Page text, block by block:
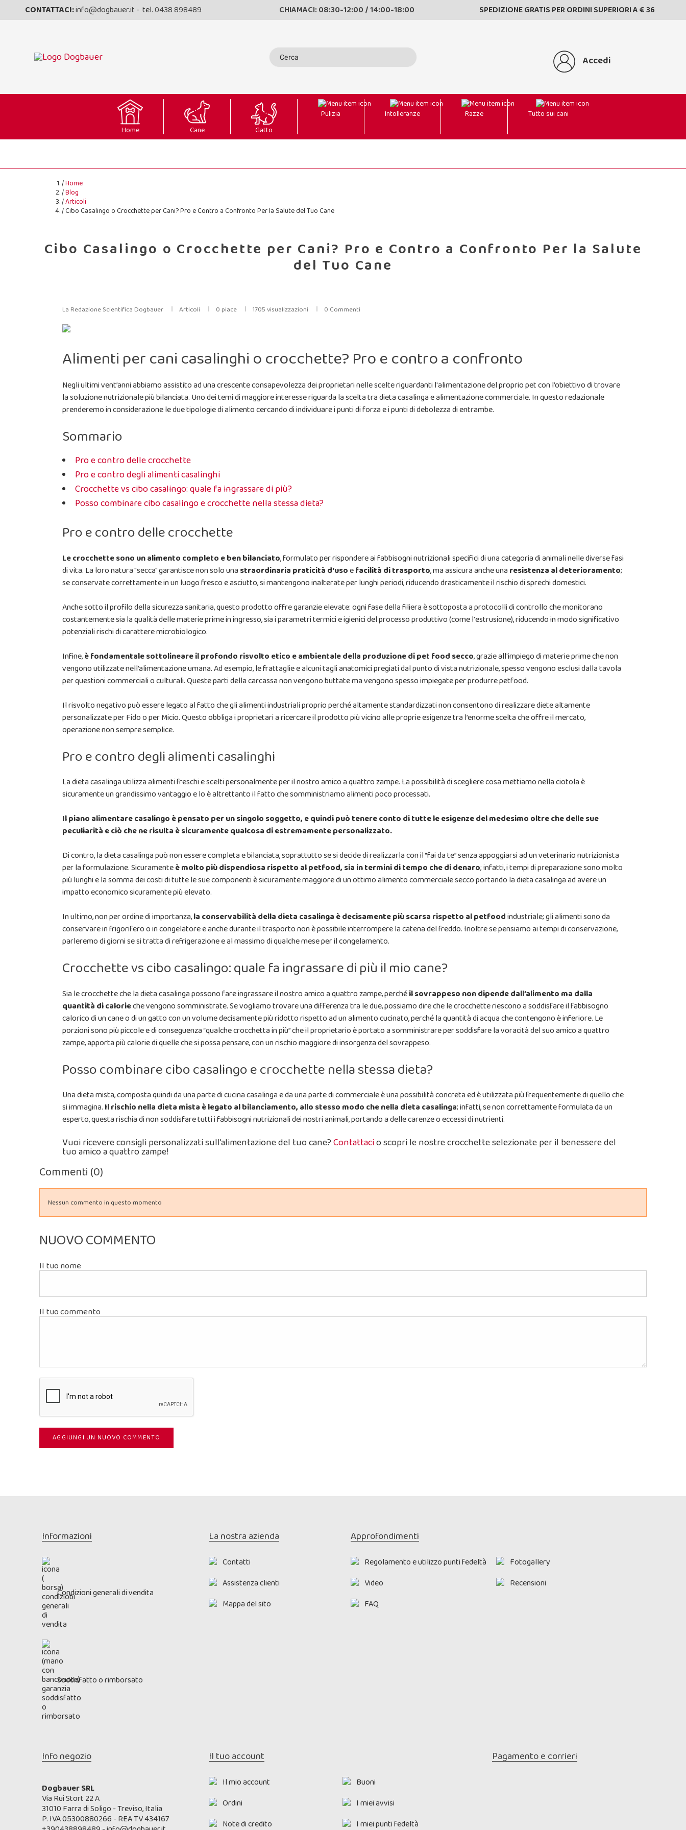
CONTATTACI:info@dogbauer.it - tel.0438 898489 CHIAMACI: 08:30-12:00 / 14:00-18:00 SPEDIZIONE GRATIS PER ORDINI SUPERIORI A € 36
Accedi
Home Cane Gatto
Pulizia Intolleranze Razze Tutto sui cani
Home
Blog
Articoli
Cibo Casalingo o Crocchette per Cani? Pro e Contro a Confronto Per la Salute del Tuo Cane
Cibo Casalingo o Crocchette per Cani? Pro e Contro a Confronto Per la Salute
del Tuo Cane
La Redazione Scientifica Dogbauer Articoli 0 piace 1705 visualizzazioni 0 Commenti
Alimenti per cani casalinghi o crocchette? Pro e contro a confronto
Negli ultimi vent’anni abbiamo assistito ad una crescente consapevolezza dei proprietari nelle scelte riguardanti l'alimentazione del proprio pet con l’obiettivo di trovare
la soluzione nutrizionale più bilanciata. Uno dei temi di maggiore interesse riguarda la scelta tra dieta casalinga e alimentazione commerciale. In questo redazionale
prenderemo in considerazione le due tipologie di alimento cercando di individuare i punti di forza e i punti di debolezza di entrambe.
Sommario
Pro e contro delle crocchette
Pro e contro degli alimenti casalinghi
Crocchette vs cibo casalingo: quale fa ingrassare di più?
Posso combinare cibo casalingo e crocchette nella stessa dieta?
Pro e contro delle crocchette
Le crocchette sono un alimento completo e ben bilanciato, formulato per rispondere ai fabbisogni nutrizionali specifici di una categoria di animali nelle diverse fasi
di vita. La loro natura "secca" garantisce non solo una straordinaria praticità d'usoefacilità di trasporto, ma assicura anche una resistenza al deterioramento;
se conservate correttamente in un luogo fresco e asciutto, si mantengono inalterate per lunghi periodi, riducendo drasticamente il rischio di sprechi domestici.
Anche sotto il profilo della sicurezza sanitaria, questo prodotto offre garanzie elevate: ogni fase della filiera è sottoposta a protocolli di controllo che monitorano
costantemente sia la qualità delle materie prime in ingresso, sia i parametri termici e igienici del processo produttivo (come l'estrusione), riducendo in modo significativo
potenziali rischi di carattere microbiologico.
Infine,è fondamentale sottolineare il profondo risvolto etico e ambientale della produzione di pet food secco, grazie all'impiego di materie prime che non
vengono utilizzate nell’alimentazione umana. Ad esempio, le frattaglie e alcuni tagli anatomici pregiati dal punto di vista nutrizionale, spesso vengono esclusi dalla tavola
per questioni commerciali o culturali. Queste parti della carcassa non vengono buttate ma vengono spesso impiegate per produrre petfood.
Il risvolto negativo può essere legato al fatto che gli alimenti industriali proprio perché altamente standardizzati non consentono di realizzare diete altamente
personalizzate per Fido o per Micio. Questo obbliga i proprietari a ricercare il prodotto più vicino alle proprie esigenze tra l’enorme scelta che offre il mercato,
operazione non sempre semplice.
Pro e contro degli alimenti casalinghi
La dieta casalinga utilizza alimenti freschi e scelti personalmente per il nostro amico a quattro zampe. La possibilità di scegliere cosa mettiamo nella ciotola è
sicuramente un grandissimo vantaggio e lo è altrettanto il fatto che somministriamo alimenti poco processati.
Il piano alimentare casalingo è pensato per un singolo soggetto, e quindi può tenere conto di tutte le esigenze del medesimo oltre che delle sue
peculiarità e ciò che ne risulta è sicuramente qualcosa di estremamente personalizzato.
Di contro, la dieta casalinga può non essere completa e bilanciata, soprattutto se si decide di realizzarla con il “fai da te” senza appoggiarsi ad un veterinario nutrizionista
per la formulazione. Sicuramenteè molto più dispendiosa rispetto al petfood, sia in termini di tempo che di denaro; infatti, i tempi di preparazione sono molto
più lunghi e la somma dei costi di tutte le sue componenti è sicuramente maggiore di un ottimo alimento commerciale secco portando la dieta casalinga ad avere un
impatto economico sicuramente più elevato.
In ultimo, non per ordine di importanza,la conservabilità della dieta casalinga è decisamente più scarsa rispetto al petfoodindustriale; gli alimenti sono da
conservare in frigorifero o in congelatore e anche durante il trasporto non è possibile interrompere la catena del freddo. Inoltre se pensiamo ai tempi di conservazione,
parleremo di giorni se si tratta di refrigerazione e al massimo di qualche mese per il congelamento.
Crocchette vs cibo casalingo: quale fa ingrassare di più il mio cane?
Sia le crocchette che la dieta casalinga possono fare ingrassare il nostro amico a quattro zampe, perchéil sovrappeso non dipende dall’alimento ma dalla
quantità di calorieche vengono somministrate. Se vogliamo trovare una differenza tra le due, possiamo dire che le crocchette riescono a soddisfare il fabbisogno
calorico di un cane o di un gatto con un volume decisamente più ridotto rispetto ad un alimento cucinato, perché la quantità di acqua che contengono è inferiore. Le
porzioni sono più piccole e di conseguenza “qualche crocchetta in più” che il proprietario è portato a somministrare per soddisfare la voracità del suo amico a quattro
zampe, apporta più calorie di quelle che si possa pensare, con un rischio maggiore di insorgenza del sovrappeso.
Posso combinare cibo casalingo e crocchette nella stessa dieta?
Una dieta mista, composta quindi da una parte di cucina casalinga e da una parte di commerciale è una possibilità concreta ed è utilizzata più frequentemente di quello che
si immagina. Il rischio nella dieta mista è legato al bilanciamento, allo stesso modo che nella dieta casalinga; infatti, se non correttamente formulata da un
esperto, questa rischia di non soddisfare tutti i fabbisogni nutrizionali dei nostri animali, portando a delle carenze o eccessi di nutrienti.
Vuoi ricevere consigli personalizzati sull’alimentazione del tuo cane?Contattacio scopri le nostre crocchette selezionate per il benessere del
tuo amico a quattro zampe!
Commenti (0)
Nessun commento in questo momento
NUOVO COMMENTO
Il tuo nome
Il tuo commento
AGGIUNGI UN NUOVO COMMENTO
Informazioni
Condizioni generali di vendita
Soddisfatto o rimborsato
La nostra azienda
Contatti
Assistenza clienti
Mappa del sito
Approfondimenti
Regolamento e utilizzo punti fedeltà
Video
FAQ
Fotogallery
Recensioni
Info negozio
Dogbauer SRL
Via Rui Stort 22 A
31010 Farra di Soligo - Treviso, Italia
P. IVA 05300880266 - REA TV 434167
Il tuo account
Il mio account
Ordini
Note di credito
Buoni
I miei avvisi
I miei punti fedeltà
Pagamento e corrieri